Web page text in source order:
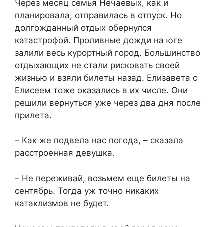
Через месяц семья Нечаевых, как и
планировала, отправилась в отпуск. Но
долгожданный отдых обернулся
катастрофой. Проливные дожди на юге
залили весь курортный город. Большинство
отдыхающих не стали рисковать своей
жизнью и взяли билеты назад. Елизавета с
Елисеем тоже оказались в их числе. Они
решили вернуться уже через два дня после
прилета.
– Как же подвела нас погода, – сказала
расстроенная девушка.
– Не переживай, возьмем еще билеты на
сентябрь. Тогда уж точно никаких
катаклизмов не будет.